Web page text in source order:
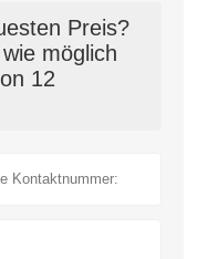
Preis?
möglich
12